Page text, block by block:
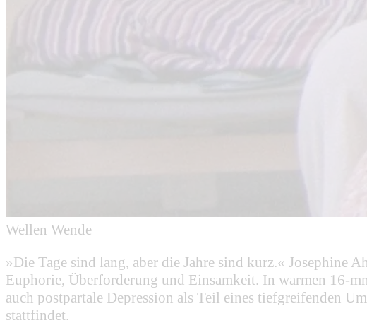
Wellen Wende
»Die Tage sind lang, aber die Jahre sind kurz.« Josephine
Euphorie, Überforderung und Einsamkeit. In warmen 16-
auch postpartale Depression als Teil eines tiefgreifenden
stattfindet.